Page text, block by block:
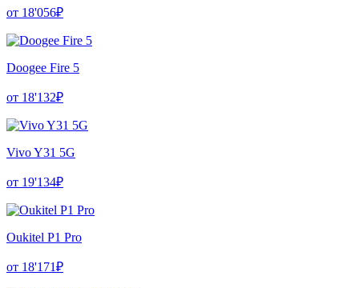
от 18'056₽
Doogee Fire 5
от 18'132₽
Vivo Y31 5G
от 19'134₽
Oukitel P1 Pro
от 18'171₽